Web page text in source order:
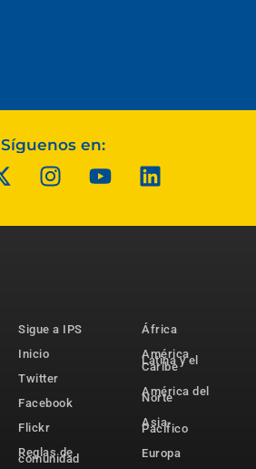
Síguenos en:
Sigue a IPS
Inicio
Twitter
Facebook
Flickr
Reglas de
comunidad
África
América
Latina y el
Caribe
América del
Norte
Asia-
Pacífico
Europa